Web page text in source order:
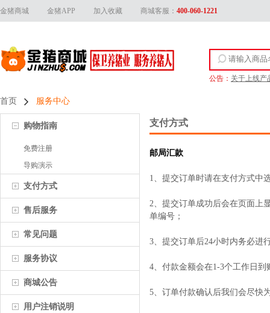
金猪商城 金猪APP 加入收藏 商城客服： 400-060-1221
公告： 关于上线产
首页 服务中心

购物指南
免费注册
导购演示
支付方式
售后服务
常见问题
服务协议
商城公告
用户注销说明
支付方式
邮局汇款
1、提交订单时请在支付方式中
2、提交订单成功后会在页面上
单编号；
3、提交订单后24小时内务必进
4、付款金额会在1-3个工作日到
5、订单付款确认后我们会尽快